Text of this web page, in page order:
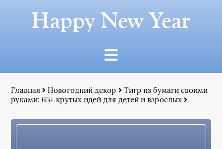
Happy New Year
Главная Новогодний декор
Тигр из бумаги своими
руками: 65+ крутых идей для детей и взрослых